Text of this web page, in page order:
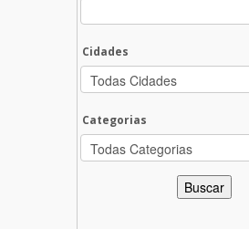
Cidades
Categorias